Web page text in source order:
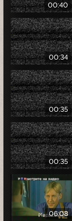
00:40
00:34
00:35
00:35
06:08